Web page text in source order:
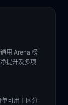
用 Arena 榜
提升及多项
可用于区分